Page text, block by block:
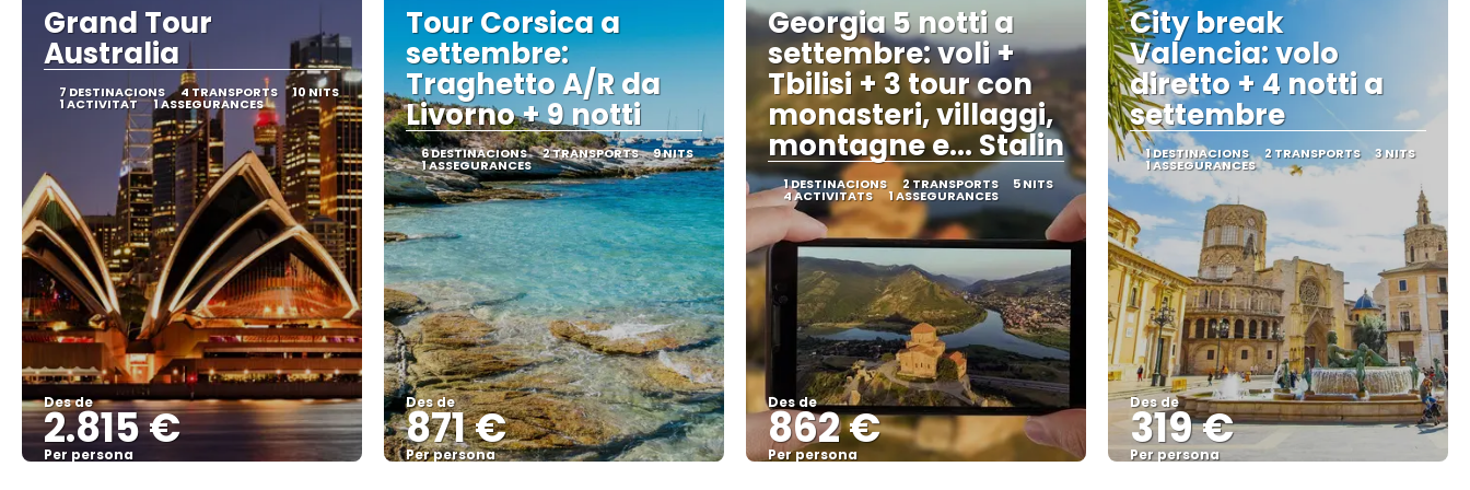
Grand Tour
Australia
7 DESTINACIONS 4 TRANSPORTS 10 NITS
1 ACTIVITAT 1 ASSEGURANCES
Des de
2.815 €
Per persona
Tour Corsica a
settembre:
Traghetto A/R da
Livorno + 9 notti
6 DESTINACIONS 2 TRANSPORTS 9 NITS
1 ASSEGURANCES
Des de
871 €
Per persona
Georgia 5 notti a
settembre: voli +
Tbilisi + 3 tour con
monasteri, villaggi,
montagne e... Stalin
1 DESTINACIONS 2 TRANSPORTS 5 NITS
4 ACTIVITATS 1 ASSEGURANCES
Des de
862 €
Per persona
City break
Valencia: volo
diretto + 4 notti a
settembre
1 DESTINACIONS 2 TRANSPORTS 3 NITS
1 ASSEGURANCES
Des de
319 €
Per persona